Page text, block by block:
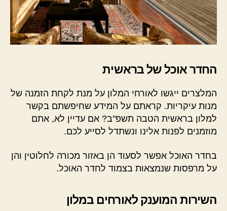
החדר אוכל של בראשית
המלצרים ייגשו לאורחי המלון על מנת לקחת הזמנה של
מנות עיקריות. קראתם על המידע שחיפשתם בקשר
למלון בראשית הטבה תשפ"ב? אם עדיין לא, אתם
מוזמנים לפנות אלינו ונשתדל לסייע לכם.
בחדר האוכל אפשר לסעוד הן באזור מכורה לחלוטין והן
על מרפסות שנמצאות בצמוד לחדר האוכל.
השירות המוענק לאורחים במלון